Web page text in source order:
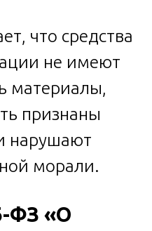
что средства
не имеют
материалы,
признаны
нарушают
морали.
ФЗ «О